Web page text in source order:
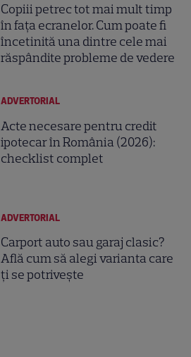
Copiii petrec tot mai mult timp
în fața ecranelor. Cum poate fi
încetinită una dintre cele mai
răspândite probleme de vedere
ADVERTORIAL
Acte necesare pentru credit
ipotecar în România (2026):
checklist complet
ADVERTORIAL
Carport auto sau garaj clasic?
Află cum să alegi varianta care
ți se potrivește